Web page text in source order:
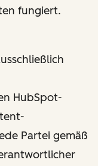
fungiert.
HubSpot-
Partei gemäß